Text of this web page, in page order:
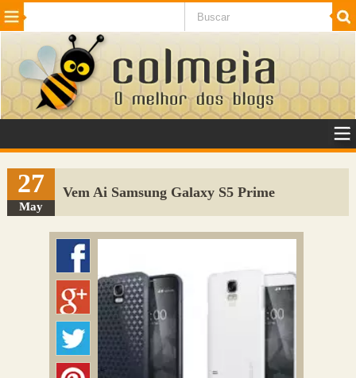
Beleza Cinema e TV
Internet Jogos NotÃ­cias SaÃºde
VeÃ­culos Adulto
Sugerir Link
Adicionar Blog
Colmeia Exchange
27
May
Vem Ai Samsung Galaxy S5 Prime